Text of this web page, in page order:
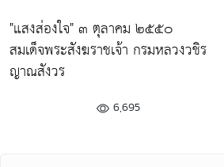
"แสงส่องใจ" ๓ ตุลาคม ๒๕๕๐
สมเด็จพระสังฆราชเจ้า กรมหลวงวชิร
ญาณสังวร
6,695